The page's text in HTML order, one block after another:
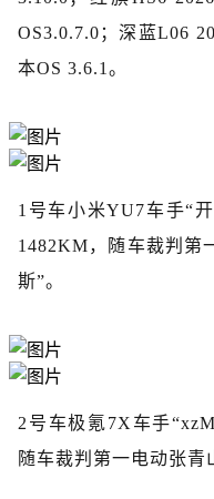
OS3.0.7.0；深蓝L06
本OS 3.6.1。
1号车小米YU7车手“
1482KM，随车裁判第
斯”。
2号车极氪7X车手
随车裁判第一电动张青